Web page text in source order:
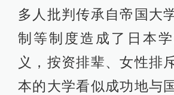
多人批判传承自帝国大
制等制度造成了日本
义，按资排辈、女性排
本的大学看似成功地与